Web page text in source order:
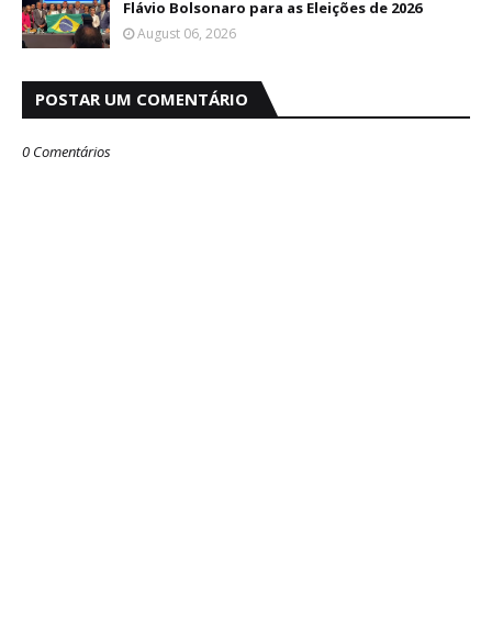
Flávio Bolsonaro para as Eleições de 2026
August 06, 2026
POSTAR UM COMENTÁRIO
0 Comentários